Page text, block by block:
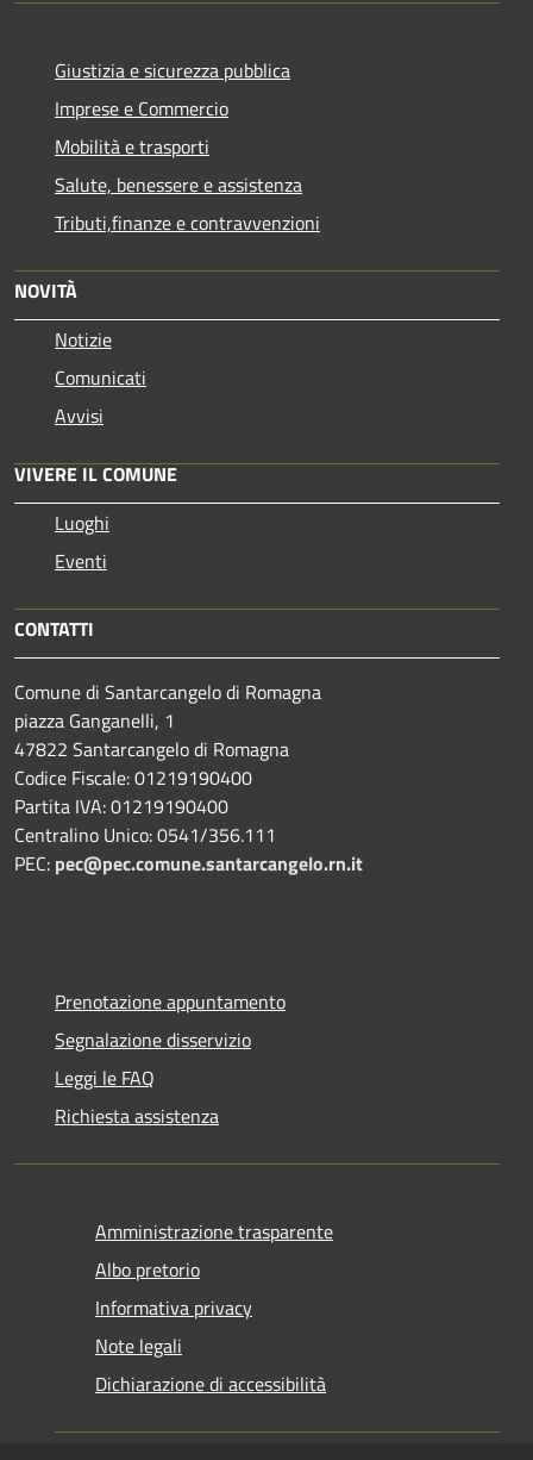
Giustizia e sicurezza pubblica
Imprese e Commercio
Mobilità e trasporti
Salute, benessere e assistenza
Tributi,finanze e contravvenzioni
NOVITÀ
Notizie
Comunicati
Avvisi
VIVERE IL COMUNE
Luoghi
Eventi
CONTATTI
Comune di Santarcangelo di Romagna
piazza Ganganelli, 1
47822 Santarcangelo di Romagna
Codice Fiscale: 01219190400
Partita IVA: 01219190400
Centralino Unico: 0541/356.111
PEC: pec@pec.comune.santarcangelo.rn.it
Prenotazione appuntamento
Segnalazione disservizio
Leggi le FAQ
Richiesta assistenza
Amministrazione trasparente
Albo pretorio
Informativa privacy
Note legali
Dichiarazione di accessibilità